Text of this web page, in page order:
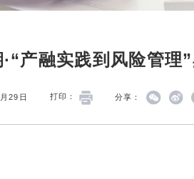
产融实践到风险管
29日 打印： 分享：